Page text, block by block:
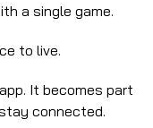
a single game.
to live.
It becomes part
connected.